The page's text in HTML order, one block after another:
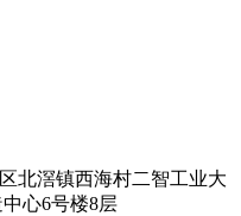
北滘镇西海村二智工业大
心6号楼8层